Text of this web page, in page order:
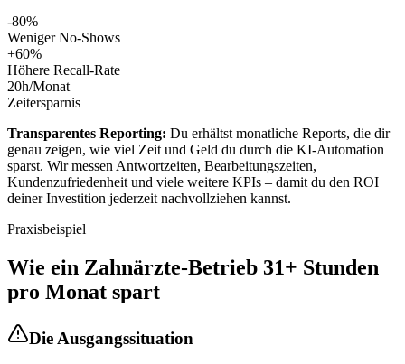
-80%
Weniger No-Shows
+60%
Höhere Recall-Rate
20h/Monat
Zeitersparnis
Transparentes Reporting: Du erhältst monatliche Reports, die dir
genau zeigen, wie viel Zeit und Geld du durch die KI-Automation
sparst. Wir messen Antwortzeiten, Bearbeitungszeiten,
Kundenzufriedenheit und viele weitere KPIs – damit du den ROI
deiner Investition jederzeit nachvollziehen kannst.
Praxisbeispiel
Wie ein Zahnärzte-Betrieb 31+ Stunden
pro Monat spart
Die Ausgangssituation